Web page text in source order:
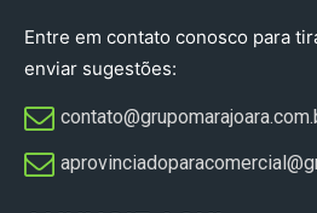
Entre em contato conosco para
enviar sugestões: